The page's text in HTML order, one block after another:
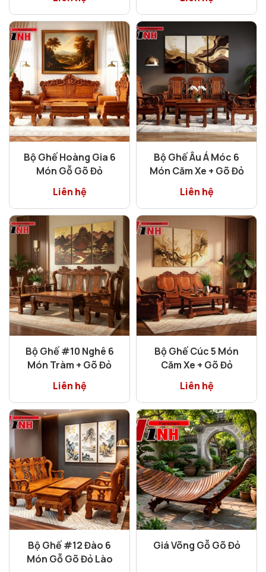
Bộ Ghế Hoàng Gia 6
Món Gỗ Gõ Đỏ
Liên hệ
Bộ Ghế Âu Á Móc 6
Món Căm Xe + Gõ Đỏ
Liên hệ
Bộ Ghế #10 Nghê 6
Món Tràm + Gõ Đỏ
Liên hệ
Bộ Ghế Cúc 5 Món
Căm Xe + Gõ Đỏ
Liên hệ
Bộ Ghế #12 Đào 6
Món Gỗ Gõ Đỏ Lào
Giá Võng Gỗ Gõ Đỏ